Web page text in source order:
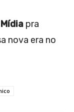
pra
nova era no